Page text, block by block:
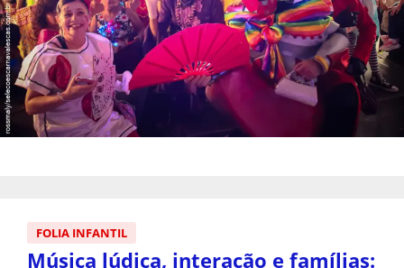
FOLIA INFANTIL
Música lúdica, interação e famílias: